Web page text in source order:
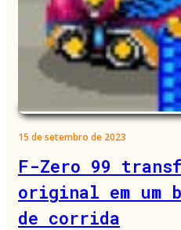
15 de setembro de 2023
F-Zero 99
original em um
de corrida